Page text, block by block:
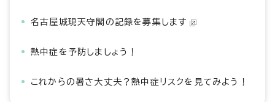
名古屋城現天守閣の記録を募集します
熱中症を予防しましょう！
これからの暑さ大丈夫？熱中症リスクを見てみよう！